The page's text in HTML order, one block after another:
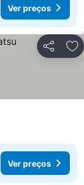
Ver preços
Partilhar
Ver preços